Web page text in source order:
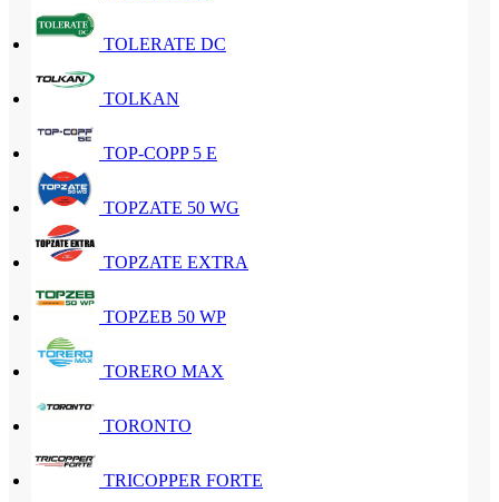
TOLERATE DC
TOLKAN
TOP-COPP 5 E
TOPZATE 50 WG
TOPZATE EXTRA
TOPZEB 50 WP
TORERO MAX
TORONTO
TRICOPPER FORTE